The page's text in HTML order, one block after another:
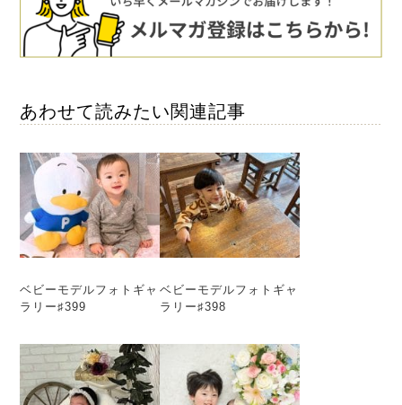
あわせて読みたい関連記事
ベビーモデルフォトギャ
ラリー♯399
ベビーモデルフォトギャ
ラリー♯398